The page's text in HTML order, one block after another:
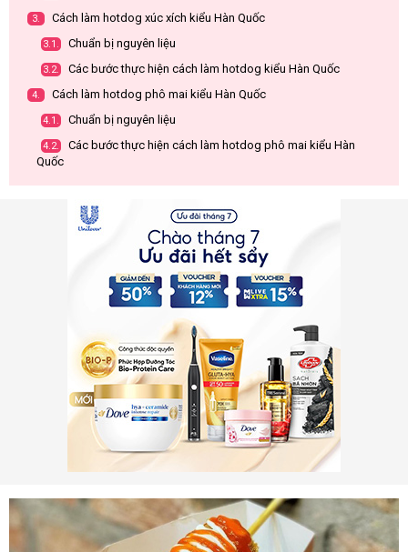
3. Cách làm hotdog xúc xích kiểu Hàn Quốc
3.1. Chuẩn bị nguyên liệu
3.2. Các bước thực hiện cách làm hotdog kiểu Hàn Quốc
4. Cách làm hotdog phô mai kiểu Hàn Quốc
4.1. Chuẩn bị nguyên liệu
4.2.
Các bước thực hiện cách làm hotdog phô mai kiểu Hàn
Quốc